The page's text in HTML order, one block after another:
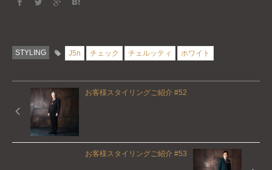
STYLING J5n チェック チェルッティ ホワイト
お客様スタイリングご紹介 #52
お客様スタイリングご紹介 #53